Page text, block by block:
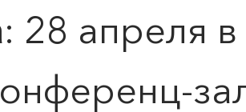
: 28 апреля